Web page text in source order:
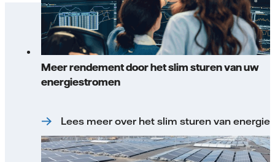
Meer rendement door het slim sturen van uw
energiestromen
Lees meer over het slim sturen van energie